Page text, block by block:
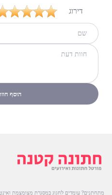
דירוג
מתחתנים? עומדים לחגוג במסגרת מצומצמת